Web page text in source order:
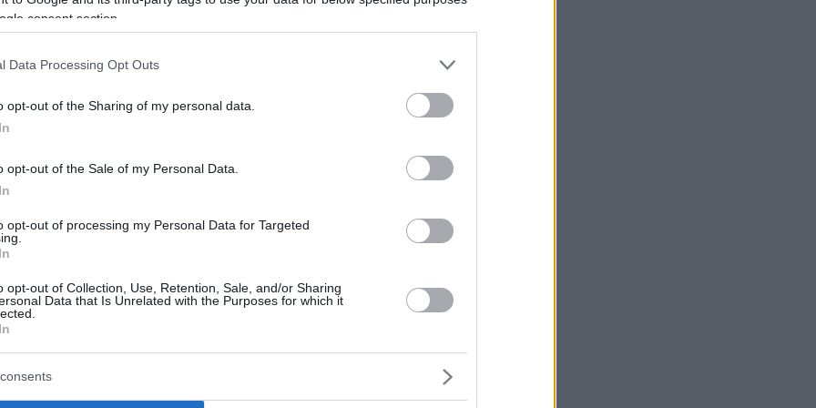
consent section.
Data Processing Opt Outs
opt-out of the Sharing of my personal data.
opt-out of the Sale of my Personal Data.
opt-out of processing my Personal Data for Targeted
opt-out of Collection, Use, Retention, Sale, and/or Sharing
Data that Is Unrelated with the Purposes for which it
basarsi sulle infrastrutture già esistenti di
piuttosto che su nuovi e costosi impianti sportivi,
i miglioramenti urbani attesi da tempo, in
della ferrovia suburbana e l’accesso
che andrebbero a beneficio dei residenti
richiedono che la rete di trasporti della
come un importante investimento a lungo
devono basarsi sui punti di forza esistenti